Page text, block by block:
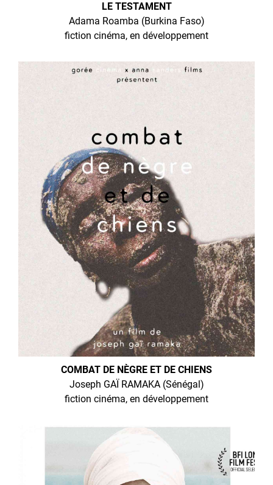
LE TESTAMENT
Adama Roamba (Burkina Faso)
fiction cinéma, en développement
COMBAT DE NÈGRE ET DE CHIENS
Joseph GAÏ RAMAKA (Sénégal)
fiction cinéma, en développement